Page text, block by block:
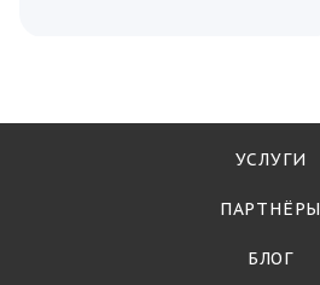
УСЛУГИ
ПАРТНЁРЫ
БЛОГ